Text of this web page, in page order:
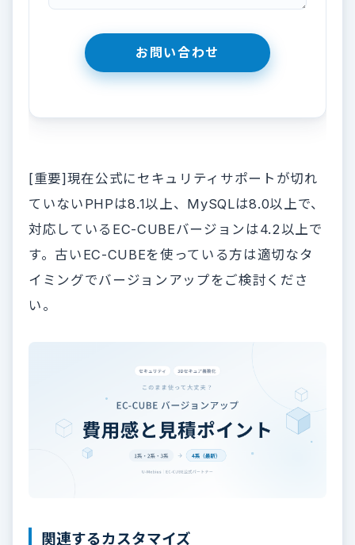
[重要]現在公式にセキュリティサポートが切れ
ていないPHPは8.1以上、MySQLは8.0以上で、
対応しているEC-CUBEバージョンは4.2以上で
す。古いEC-CUBEを使っている方は適切なタ
イミングでバージョンアップをご検討くださ
い。
関連するカスタマイズ